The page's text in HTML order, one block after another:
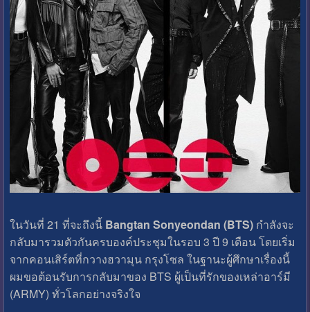
ในวันที่ 21 ที่จะถึงนี้ Bangtan Sonyeondan (BTS)กำลังจะ
กลับมารวมตัวกันครบองค์ประชุมในรอบ 3 ปี 9 เดือน โดยเริ่ม
จากคอนเสิร์ตที่กวางฮวามุน กรุงโซล ในฐานะผู้ศึกษาเรื่องนี้
ผมขอต้อนรับการกลับมาของ BTS ผู้เป็นที่รักของเหล่าอาร์มี
(ARMY) ทั่วโลกอย่างจริงใจ